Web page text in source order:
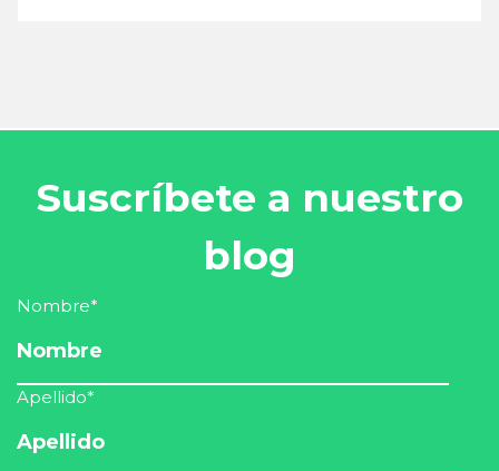
Suscríbete a nuestro
blog
Nombre*
Apellido*